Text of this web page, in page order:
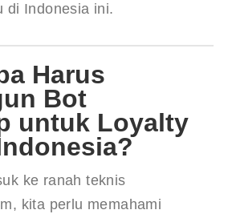
di Indonesia ini.
Harus
Bot
untuk Loyalty
ke ranah teknis
kita perlu memahami